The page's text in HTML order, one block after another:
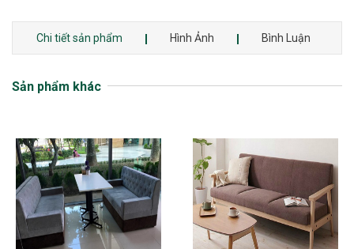
Chi tiết sản phẩm Hình Ảnh Bình Luận
Sản phẩm khác